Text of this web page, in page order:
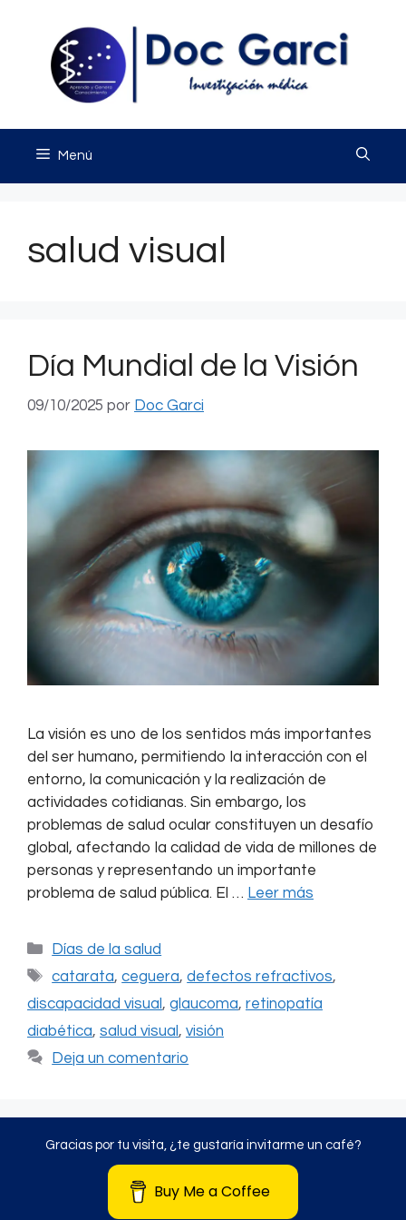
contenido
Menú
salud visual
Día Mundial de la Visión
09/10/2025 por Doc Garci
La visión es uno de los sentidos más importantes
del ser humano, permitiendo la interacción con el
entorno, la comunicación y la realización de
actividades cotidianas. Sin embargo, los
problemas de salud ocular constituyen un desafío
global, afectando la calidad de vida de millones de
personas y representando un importante
problema de salud pública. El … Leer más
Categorías
Días de la salud
Etiquetas
catarata,ceguera,defectos refractivos,
discapacidad visual , glaucoma, retinopatía
diabética, salud visual , visión
Deja un comentario
Gracias por tu visita, ¿te gustaría invitarme un café?
Buy Me a Coffee